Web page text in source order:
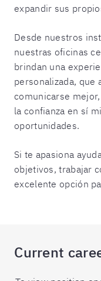
expandir sus
Desde nuestros
nuestras oficinas
brindan una
personalizada, que
comunicarse
la confianza en sí
oportunidades.
Si te apasiona
objetivos, trabajar
excelente opción
Current